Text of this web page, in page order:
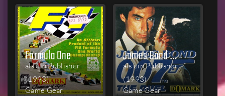
Formula One
als ein Publisher
(1993)
Game Gear
James Bond 007: The Duel
als ein Publisher
(1993)
Game Gear